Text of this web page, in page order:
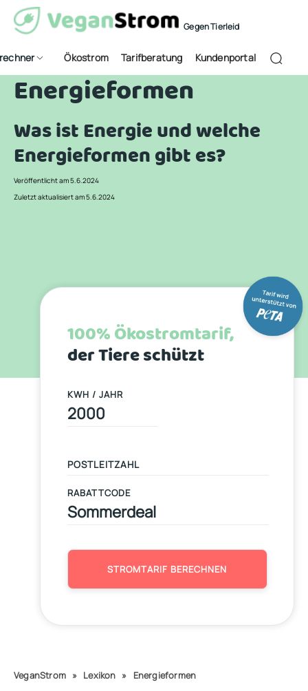
Gegen Tierleid
Ökostrom Tarifberatung Kundenportal
Energieformen
Was ist Energie und welche
Energieformen gibt es?
Veröffentlicht am 5.6.2024
Zuletzt aktualisiert am 5.6.2024
100% Ökostromtarif,
der Tiere schützt
KWH / JAHR
RABATTCODE
STROMTARIF BERECHNEN
VeganStrom » Lexikon » Energieformen